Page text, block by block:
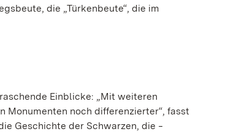
die „Türkenbeute“, die im
Einblicke: „Mit weiteren
Monumenten noch differenzierter“, fasst
Geschichte der Schwarzen, die ‒